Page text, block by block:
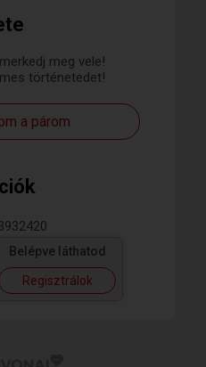
meg vele!
történetedet!
a párom
Belépve láthatod
Regisztrálok